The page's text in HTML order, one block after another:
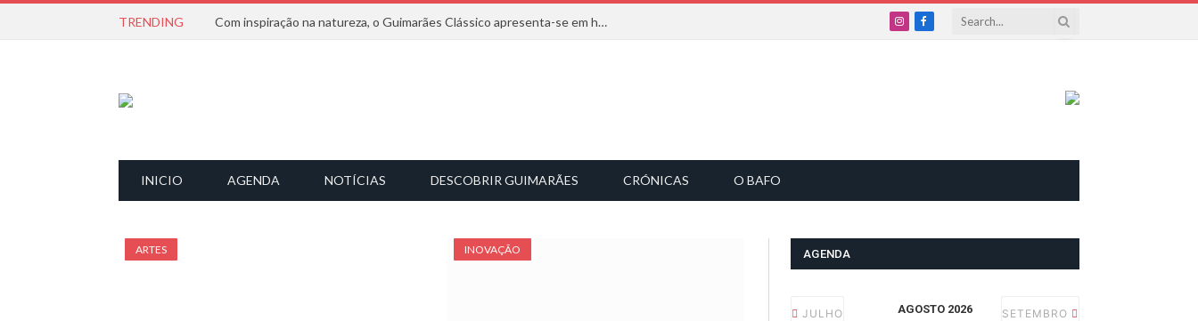
TRENDING Com inspiração na natureza, o Guimarães Clássico apresenta-se em harmonia musical
InstagramFacebook
INICIO AGENDA NOTÍCIAS DESCOBRIR GUIMARÃES CRÓNICAS O BAFO
ARTES INOVAÇÃO AGENDA
JULHO AGOSTO 2026 SETEMBRO